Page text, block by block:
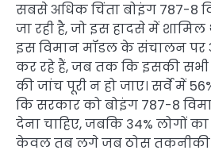
सबसे अधिक चिंता बोइंग 787-8
जा रही है, जो इस हादसे में शामिल
इस विमान मॉडल के संचालन पर
कर रहे हैं, जब तक कि इसकी
की जांच पूरी न हो जाए। सर्वे में
कि सरकार को बोइंग 787-8
देना चाहिए, जबकि 34% लोगों
केवल तब लगे जब ठोस तकनीकी